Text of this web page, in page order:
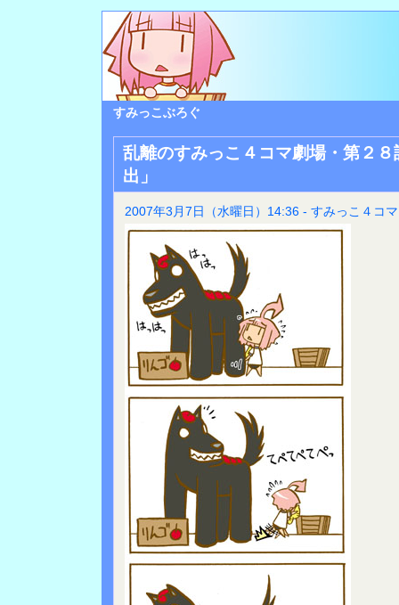
すみっこぶろぐ
乱離のすみっこ４コマ劇場・第２
出」
2007年3月7日（水曜日）14:36 - すみっこ４コマ